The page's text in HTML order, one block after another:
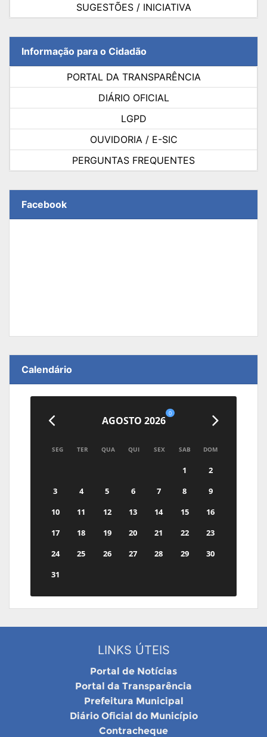
SUGESTÕES / INICIATIVA
Informação para o Cidadão
PORTAL DA TRANSPARÊNCIA
DIÁRIO OFICIAL
LGPD
OUVIDORIA / E-SIC
PERGUNTAS FREQUENTES
Facebook
Calendário
AGOSTO 2026
0
SEG TER QUA QUI SEX SAB DOM
1
2
3
4 5 6 7 8
9
10
11 12 13 14 15
16
17
18 19 20 21 22
23
24
25 26 27 28 29
30
31
LINKS ÚTEIS
Portal de Notícias
Portal da Transparência
Prefeitura Municipal
Diário Oficial do Município
Contracheque